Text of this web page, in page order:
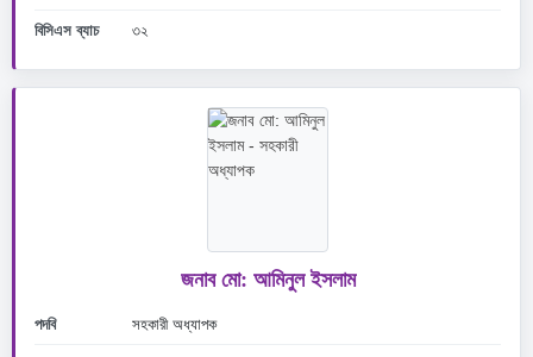
বিসিএস ব্যাচ ৩২
জনাব মো: আমিনুল ইসলাম
পদবি সহকারী অধ্যাপক